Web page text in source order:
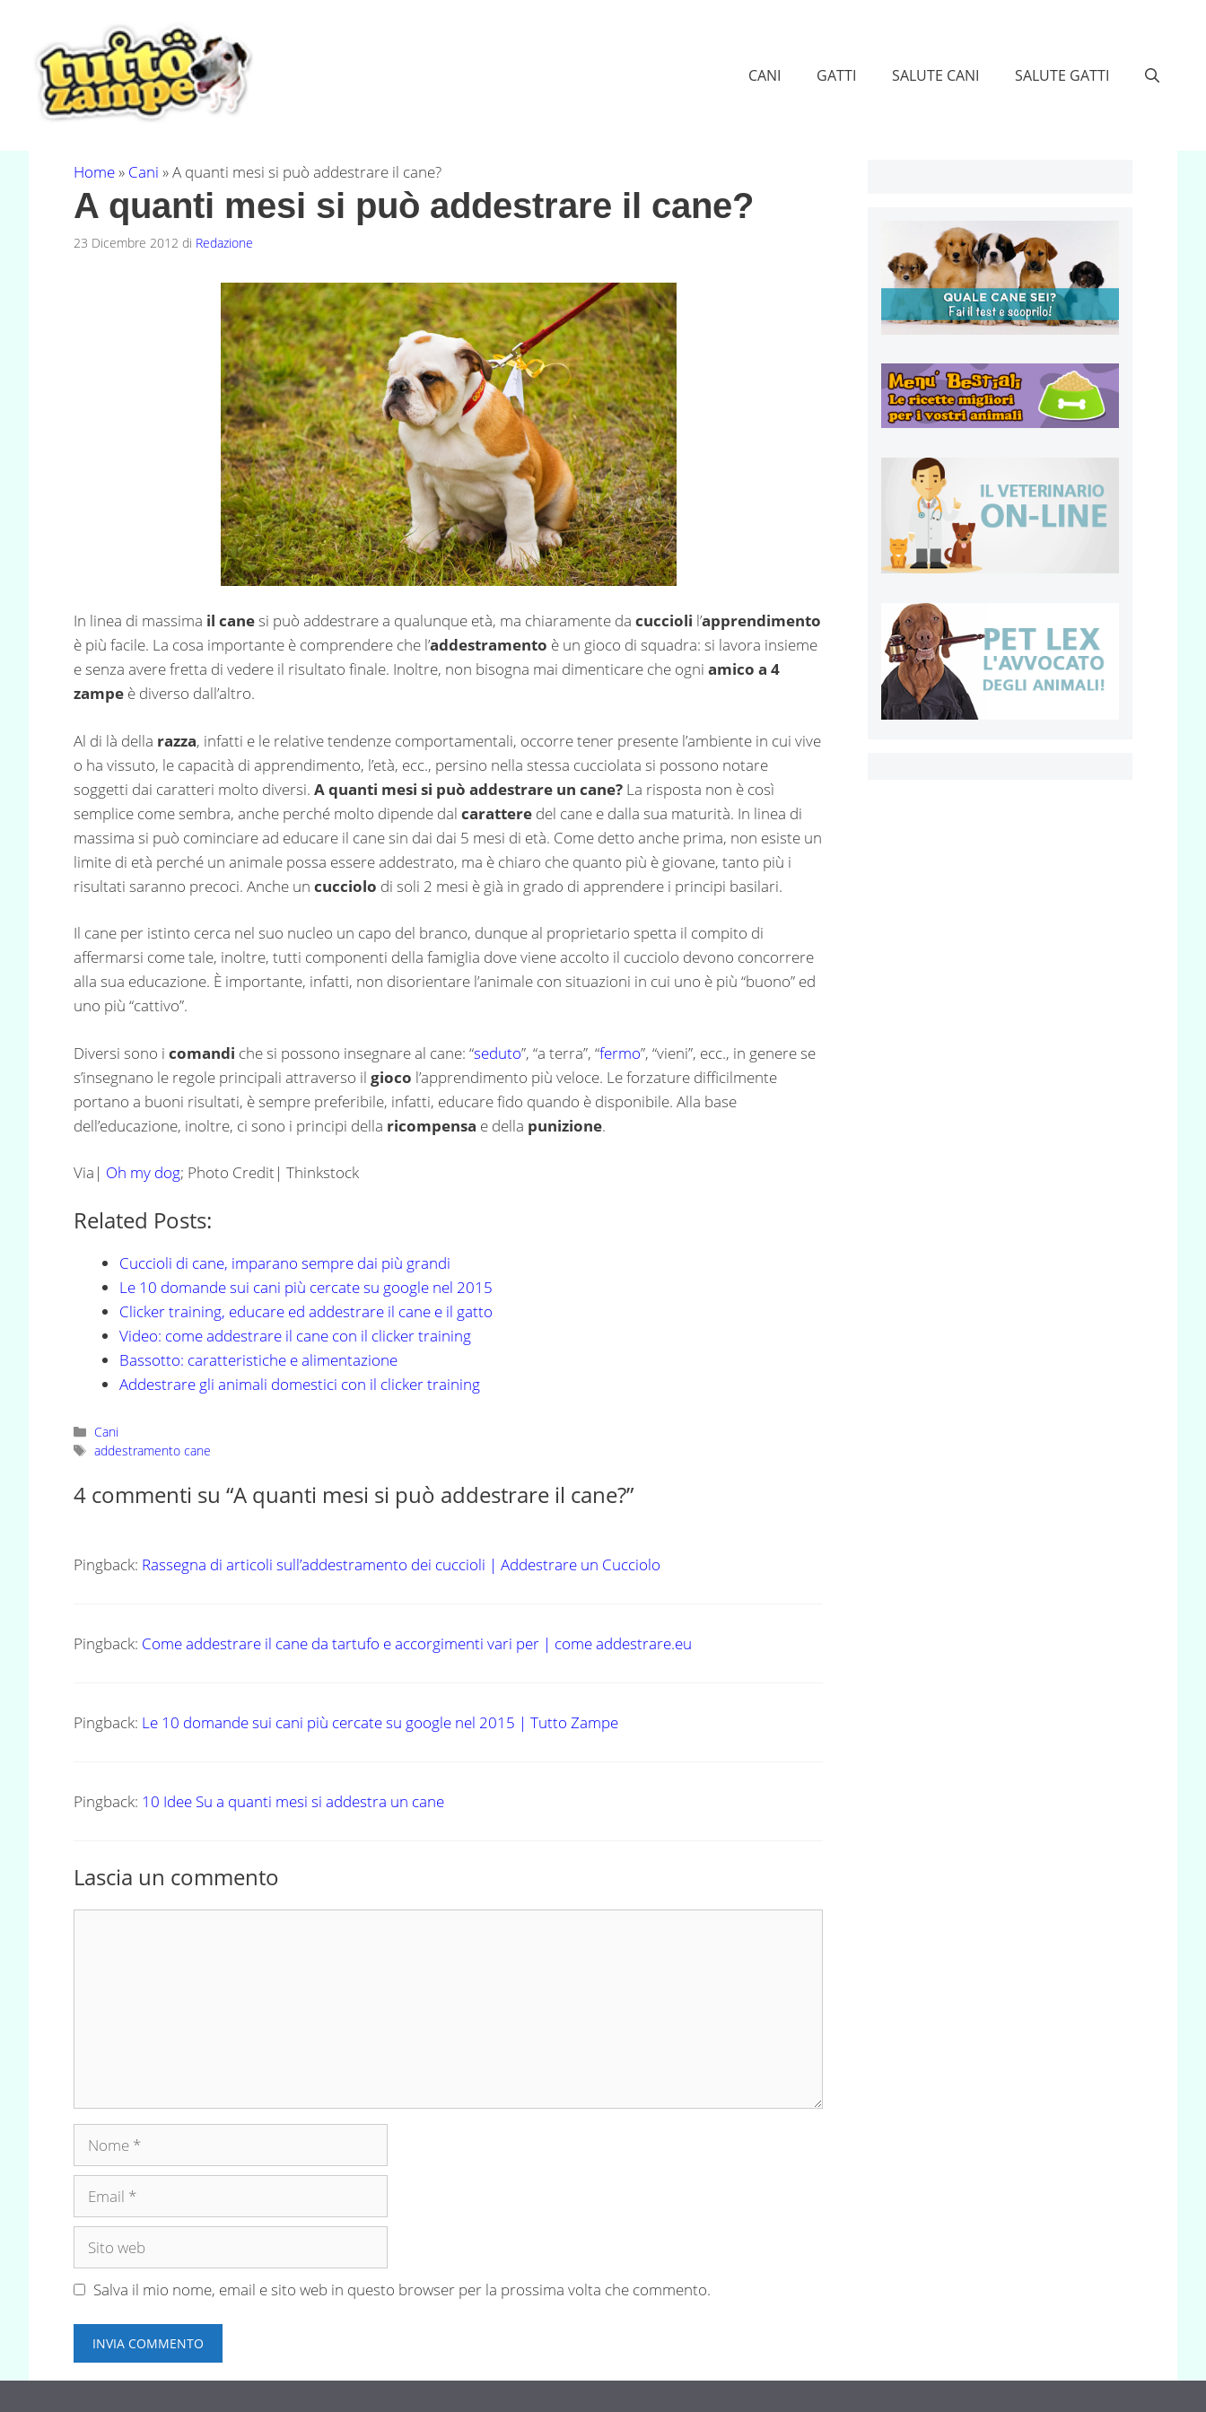
contenuto
CANI GATTI SALUTE CANI SALUTE GATTI
Home» Cani »A quanti mesi si può addestrare il cane?
A quanti mesi si può addestrare il cane?
23 Dicembre 2012 di Redazione
In linea di massima il canesi può addestrare a qualunque età, ma chiaramente da cuccioli l’apprendimento
è più facile. La cosa importante è comprendere che l’addestramento è un gioco di squadra: si lavora insieme
e senza avere fretta di vedere il risultato finale. Inoltre, non bisogna mai dimenticare che ogni amico a 4
zampe è diverso dall’altro.
Al di là della razza, infatti e le relative tendenze comportamentali, occorre tener presente l’ambiente in cui vive
o ha vissuto, le capacità di apprendimento, l’età, ecc., persino nella stessa cucciolata si possono notare
soggetti dai caratteri molto diversi. A quanti mesi si può addestrare un cane? La risposta non è così
semplice come sembra, anche perché molto dipende dal carattere del cane e dalla sua maturità. In linea di
massima si può cominciare ad educare il cane sin dai dai 5 mesi di età. Come detto anche prima, non esiste un
limite di età perché un animale possa essere addestrato, ma è chiaro che quanto più è giovane, tanto più i
risultati saranno precoci. Anche un cucciolo di soli 2 mesi è già in grado di apprendere i principi basilari.
Il cane per istinto cerca nel suo nucleo un capo del branco, dunque al proprietario spetta il compito di
affermarsi come tale, inoltre, tutti componenti della famiglia dove viene accolto il cucciolo devono concorrere
alla sua educazione. È importante, infatti, non disorientare l’animale con situazioni in cui uno è più “buono” ed
uno più “cattivo”.
Diversi sono i comandi che si possono insegnare al cane: “seduto”, “a terra”, “fermo”, “vieni”, ecc., in genere se
s’insegnano le regole principali attraverso il gioco l’apprendimento più veloce. Le forzature difficilmente
portano a buoni risultati, è sempre preferibile, infatti, educare fido quando è disponibile. Alla base
dell’educazione, inoltre, ci sono i principi della ricompensa e della punizione.
Via| Oh my dog; Photo Credit| Thinkstock
Related Posts:
Cuccioli di cane, imparano sempre dai più grandi
Le 10 domande sui cani più cercate su google nel 2015
Clicker training, educare ed addestrare il cane e il gatto
Video: come addestrare il cane con il clicker training
Bassotto: caratteristiche e alimentazione
Addestrare gli animali domestici con il clicker training
Categorie
Cani
Tag
addestramento cane
4 commenti su “A quanti mesi si può addestrare il cane?”
Pingback: Rassegna di articoli sull’addestramento dei cuccioli | Addestrare un Cucciolo
Pingback: Come addestrare il cane da tartufo e accorgimenti vari per | come addestrare.eu
Pingback: Le 10 domande sui cani più cercate su google nel 2015 | Tutto Zampe
Pingback: 10 Idee Su a quanti mesi si addestra un cane
Lascia un commento
Nome
Email
Sito
Salva il mio nome, email e sito web in questo browser per la prossima volta che commento.